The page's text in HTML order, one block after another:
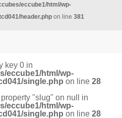
eccube1/html/wp-
header.php on line 381
key 0 in
eccube1/html/wp-
single.php on line28
"slug" on null in
eccube1/html/wp-
single.php on line28